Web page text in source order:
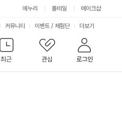
에누리 몰테일 메이크샵
최근
관심 로그인
커뮤니티 이벤트 / 체험단 서
비
스
더보기